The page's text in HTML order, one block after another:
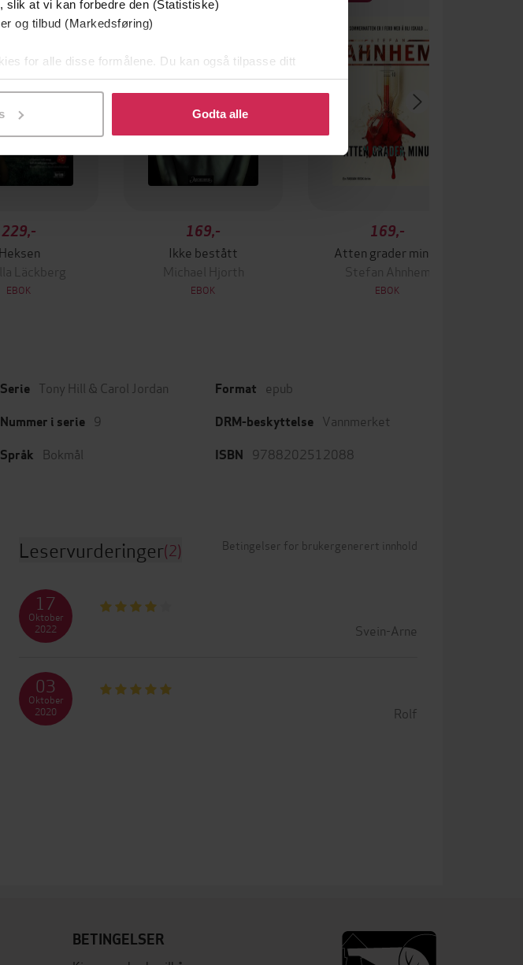
slik at vi kan forbedre den (Statistiske)
og tilbud (Markedsføring)
for alle disse formålene. Du kan også tilpasse ditt
når som helst trekke tilbake eller endre ditt samtykke.
Godta alle
229,-
Heksen
Läckberg
EBOK
169,-
Ikke bestått
Michael Hjorth
EBOK
169,-
Atten grader minus
Stefan Ahnhem
EBOK
Serie Tony Hill & Carol Jordan
Nummer i serie 9
Språk Bokmål
Format epub
DRM-beskyttelse Vannmerket
ISBN 9788202512088
Leservurderinger(2) Betingelser for brukergenerert innhold
Svein-Arne
17
Oktober
2022
Rolf
03
Oktober
2020
BETINGELSER